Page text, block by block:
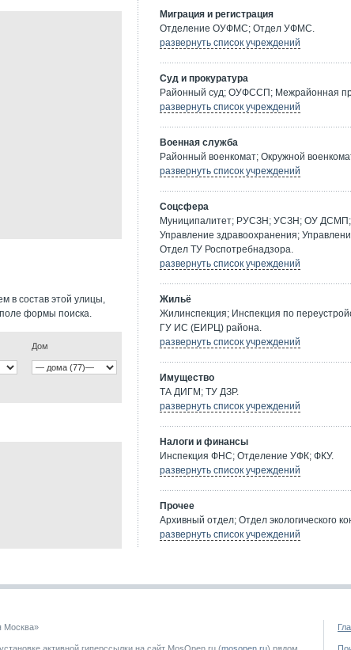
в состав этой улицы,
формы поиска.
Дом
Миграция и регистрация
Отделение ОУФМС; Отдел УФМС.
развернуть список учреждений
Суд и прокуратура
Районный суд; ОУФССП; Межрайонная
развернуть список учреждений
Военная служба
Районный военкомат; Окружной
развернуть список учреждений
Соцсфера
Муниципалитет; РУСЗН; УСЗН; ОУ ДСМП;
Управление здравоохранения;
Отдел ТУ Роспотребнадзора.
развернуть список учреждений
Жильё
Жилинспекция; Инспекция по
ГУ ИС (ЕИРЦ) района.
развернуть список учреждений
Имущество
ТА ДИГМ; ТУ ДЗР.
развернуть список учреждений
Налоги и финансы
Инспекция ФНС; Отделение УФК; ФКУ.
развернуть список учреждений
Прочее
Архивный отдел; Отдел экологического
развернуть список учреждений
Москва»